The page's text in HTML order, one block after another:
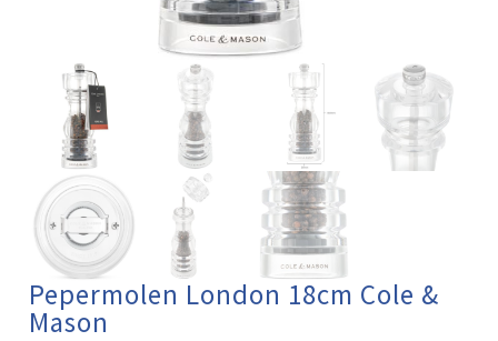
Pepermolen London 18cm Cole &
Mason